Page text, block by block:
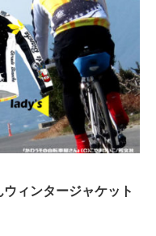
ィンタージャケット